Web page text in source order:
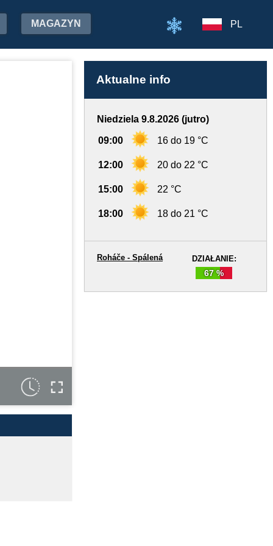
MAGAZYN PL
Aktualne info
Niedziela 9.8.2026 (jutro)
09:00 16 do 19 °C
12:00 20 do 22 °C
15:00 22 °C
18:00 18 do 21 °C
DZIAŁANIE:
67 %
Roháče - Spálená